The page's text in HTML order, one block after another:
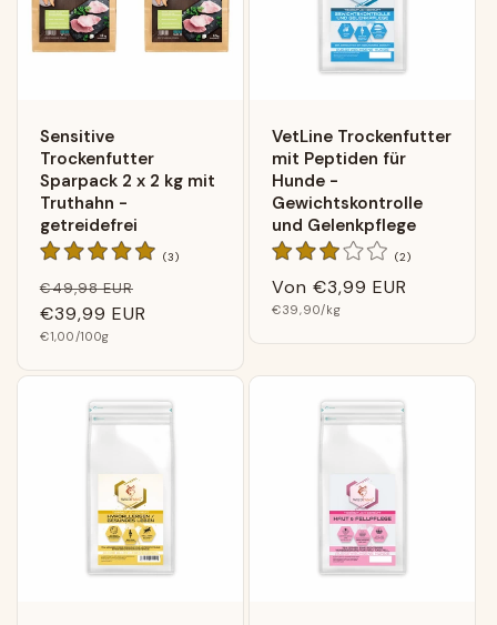
Sensitive
Trockenfutter
Sparpack 2 x 2 kg mit
Truthahn -
getreidefrei
(3)3
Normaler
Preis
€49,98 EUR
€39,99 EUR
Grundpreis
€1,00/100g
VetLine Trockenfutter
mit Peptiden für
Hunde -
Gewichtskontrolle
und Gelenkpflege
(2)2
Normaler
Preis
Von €3,99 EUR
Grundpreis
€39,90/kg